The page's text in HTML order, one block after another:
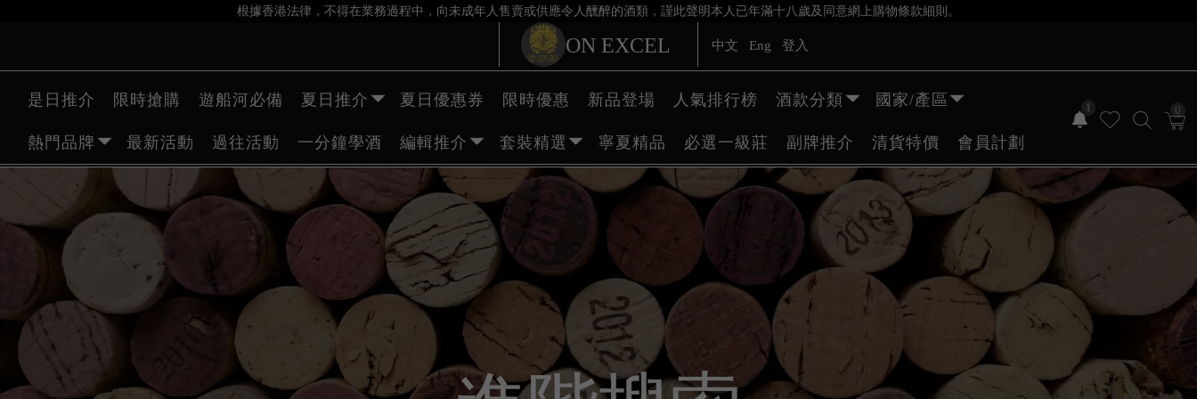
根據香港法律，不得在業務過程中，向未成年人售賣或供應令人醺醉的酒類，謹此聲明本人已年滿十八歲及同意網上購物條款細則。
ON EXCEL 中文 Eng 登入
1 0
是日推介 限時搶購 遊船河必備 夏日推介 夏日優惠券 限時優惠 新品登場 人氣排行榜 酒款分類 國家/產區
熱門品牌 最新活動 過往活動 一分鐘學酒 編輯推介 套裝精選 寧夏精品 必選一級莊 副牌推介 清貨特價 會員計劃